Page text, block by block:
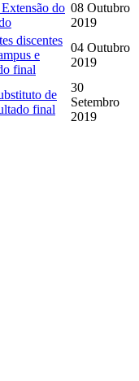
do 08 Outubro
2019
discentes
e
final
04 Outubro
2019
de
final
30
Setembro
2019